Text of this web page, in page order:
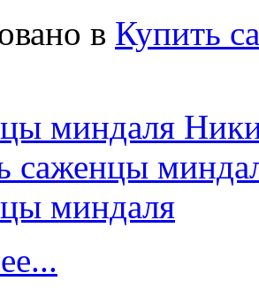
в Купить
миндаля
саженцы
миндаля